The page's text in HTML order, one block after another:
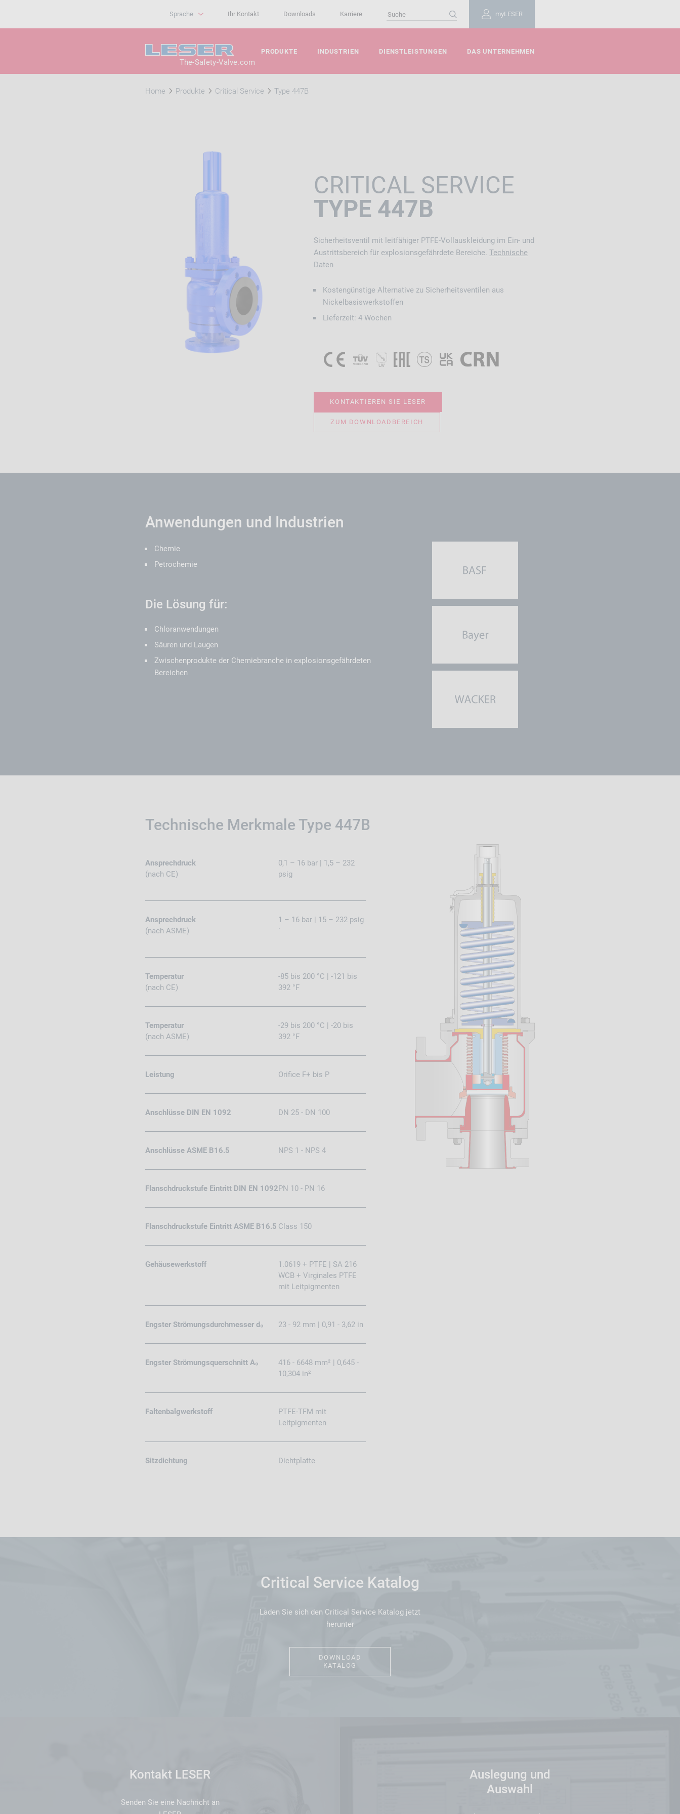
myLESER
Ihr Kontakt Downloads Karriere
Sprache
The-Safety-Valve.com
PRODUKTE INDUSTRIEN DIENSTLEISTUNGEN DAS UNTERNEHMEN
Home Produkte Critical Service Type 447B
CRITICAL SERVICE
TYPE 447B
Sicherheitsventil mit leitfähiger PTFE-Vollauskleidung im Ein- und
Austrittsbereich für explosionsgefährdete Bereiche.Technische
Daten
Kostengünstige Alternative zu Sicherheitsventilen aus
Nickelbasiswerkstoffen
Lieferzeit: 4 Wochen
KONTAKTIEREN SIE LESER
ZUM DOWNLOADBEREICH
Anwendungen und Industrien
Chemie
Petrochemie
Die Lösung für:
Chloranwendungen
Säuren und Laugen
Zwischenprodukte der Chemiebranche in explosionsgefährdeten
Bereichen
Technische Merkmale Type 447B
Ansprechdruck
(nach CE)
0,1 – 16 bar | 1,5 – 232
psig
Ansprechdruck
(nach ASME)
1 – 16 bar | 15 – 232 psig
´
Temperatur
(nach CE)
-85 bis 200 °C | -121 bis
392 °F
Temperatur
(nach ASME)
-29 bis 200 °C | -20 bis
392 °F
Leistung Orifice F+ bis P
Anschlüsse DIN EN 1092 DN 25 - DN 100
Anschlüsse ASME B16.5 NPS 1 - NPS 4
Flanschdruckstufe Eintritt DIN EN 1092PN 10 - PN 16
Flanschdruckstufe Eintritt ASME B16.5 Class 150
Gehäusewerkstoff 1.0619 + PTFE | SA 216
WCB + Virginales PTFE
mit Leitpigmenten
Engster Strömungsdurchmesser d₀ 23 - 92 mm | 0,91 - 3,62 in
Engster Strömungsquerschnitt A₀
416 - 6648 mm² | 0,645 -
10,304 in²
Faltenbalgwerkstoff
PTFE-TFM mit
Leitpigmenten
Sitzdichtung Dichtplatte
Critical Service Katalog
Laden Sie sich den Critical Service Katalog jetzt
herunter
DOWNLOAD
KATALOG
Kontakt LESER
Senden Sie eine Nachricht an
Auslegung und
Auswahl